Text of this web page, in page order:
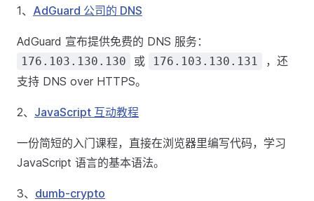
1、 AdGuard 公司的 DNS
AdGuard 宣布提供免费的 DNS 服务：
176.103.130.130 或 176.103.130.131
，还
支持 DNS over HTTPS。
2、 JavaScript 互动教程
一份简短的入门课程，直接在浏览器里编写代码，学习
JavaScript 语言的基本语法。
3、 dumb-crypto